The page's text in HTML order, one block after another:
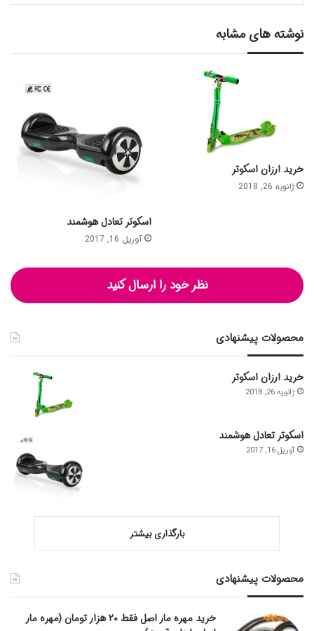
نوشته های مشابه
خرید ارزان اسکوتر
ژانویه 26, 2018
اسکوتر تعادل هوشمند
آوریل 16, 2017
نظر خود را ارسال کنید
محصولات پیشنهادی
خرید ارزان اسکوتر
ژانویه 26, 2018
اسکوتر تعادل هوشمند
آوریل 16, 2017
بارگذاری بیشتر
محصولات پیشنهادی
خرید مهره مار اصل فقط ۲۰ هزار تومان (مهره مار